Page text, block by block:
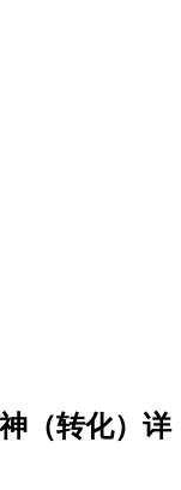
（转化）详